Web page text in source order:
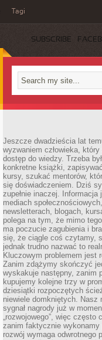
Tagi
SUBSCRIBE
Jeszcze dwadzieścia lat
wyzwaniem człowieka, który
dostęp do wiedzy. Trzeba
konkretne książki,
kursy, szukać mentorów,
się doświadczeniem. Dziś
zupełnie inaczej.
mediach
newsletterach, blogach,
polega na tym, że mimo
ma poczucie zagubienia i
się, że ciągle coś czytamy,
jednak trudno nazwać to
Kluczowym problemem jest
Zanim zdążymy skończyć
wyskakuje następny, zanim
kupujemy kolejne trzy w
dziesiątki rozpoczętych
niewiele domkniętych. Nasz
sygnał nagrody już w
„rozwojowego”, więc
zanim faktycznie wykonamy
rozwój wymaga odwrotnego